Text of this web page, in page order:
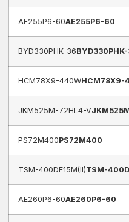
AE255P6-60AE255P6-60
BYD330PHK-36
HCM78X9-440WHCM78X9-
JKM525M-72HL4-V
PS72M400PS72M400
TSM-400DE15M(II)TSM-
AE260P6-60AE260P6-60